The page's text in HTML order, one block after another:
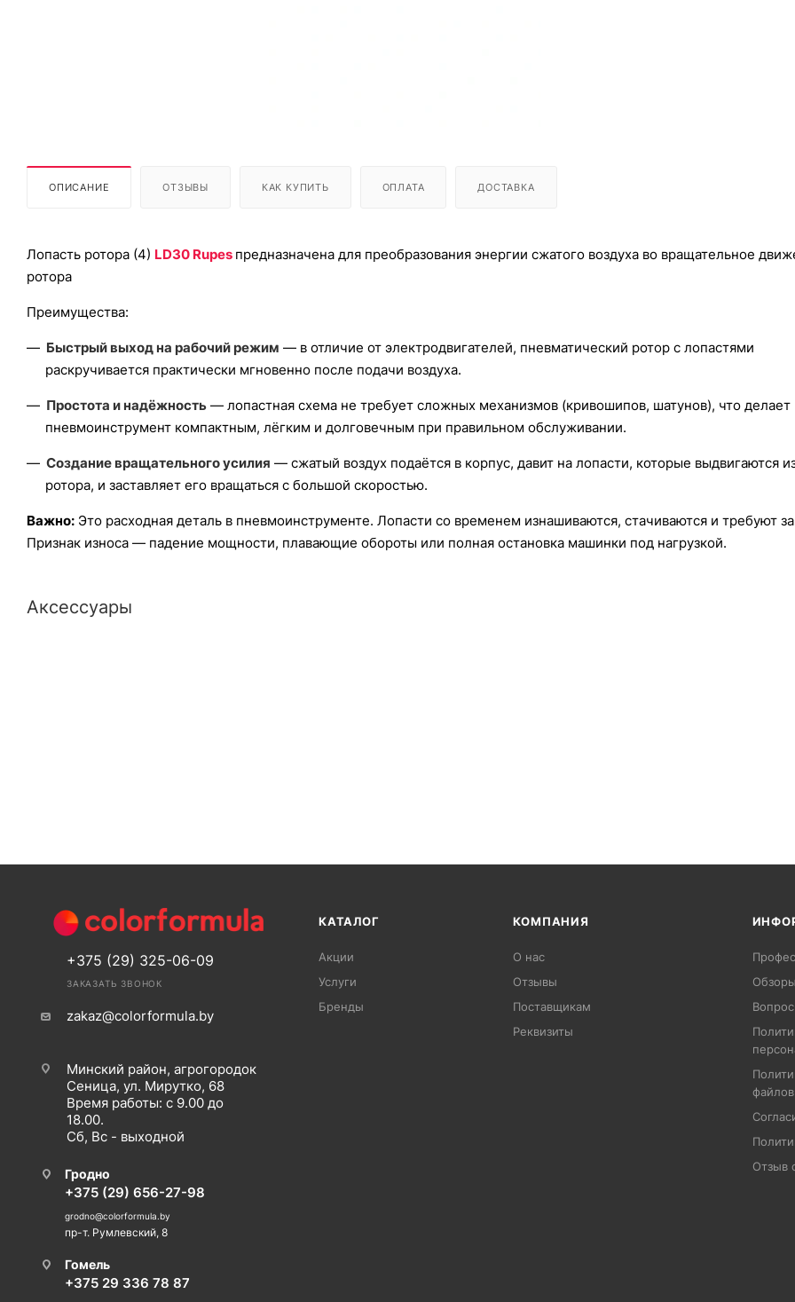
ОПИСАНИЕ ОТЗЫВЫ КАК КУПИТЬ ОПЛАТА ДОСТАВКА
Лопасть ротора (4) LD30 Rupes предназначена для преобразования энергии сжатого воздуха во вращательное
ротора
Преимущества:
Быстрый выход на рабочий режим — в отличие от электродвигателей, пневматический ротор с лопастями
раскручивается практически мгновенно после подачи воздуха.
Простота и надёжность — лопастная схема не требует сложных механизмов (кривошипов, шатунов), что делает
пневмоинструмент компактным, лёгким и долговечным при правильном обслуживании.
Создание вращательного усилия — сжатый воздух подаётся в корпус, давит на лопасти, которые выдвигаются
ротора, и заставляет его вращаться с большой скоростью.
Важно: Это расходная деталь в пневмоинструменте. Лопасти со временем изнашиваются, стачиваются и требуют
Признак износа — падение мощности, плавающие обороты или полная остановка машинки под нагрузкой.
Аксессуары
+375 (29) 325-06-09
ЗАКАЗАТЬ ЗВОНОК
zakaz@colorformula.by
Минский район, агрогородок
Сеница, ул. Мирутко, 68
Время работы: с 9.00 до
18.00.
Сб, Вс - выходной
Гродно
+375 (29) 656-27-98
grodno@colorformula.by
пр-т. Румлевский, 8
Гомель
+375 29 336 78 87
КАТАЛОГ
Акции
Услуги
Бренды
КОМПАНИЯ
О нас
Отзывы
Поставщикам
Реквизиты
Отзыв